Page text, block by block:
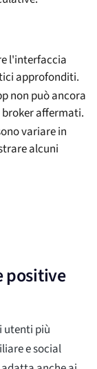
l'interfaccia
approfonditi.
non può ancora
affermati.
variare in
alcuni
positive
utenti più
e social